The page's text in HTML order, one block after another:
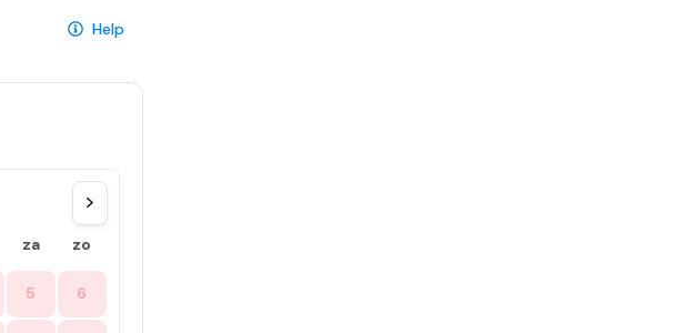
Help
za zo
5 6